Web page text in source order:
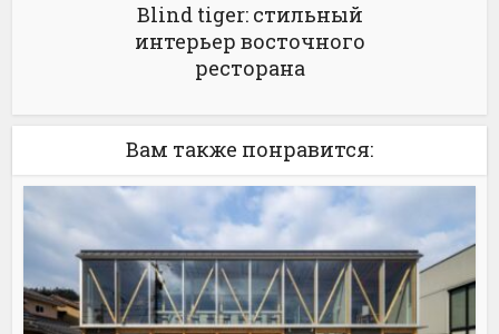
Blind tiger: стильный
интерьер восточного
ресторана
Вам также понравится: